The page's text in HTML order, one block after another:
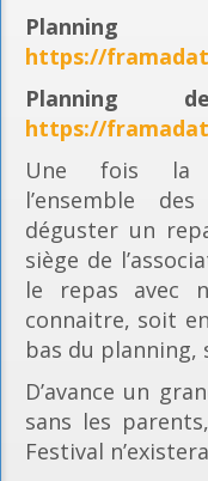
https://
Planning
https://
Une fois la
l’ensemble
déguster un
siège de
le repas avec
connaitre, soit
bas du
D’avance un
sans les
Festival